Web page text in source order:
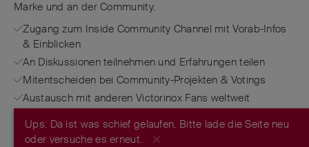
Ups. Da ist was schief gelaufen. Bitte lade die Seite neu
oder versuche es erneut.
Marke und an der Community.
Zugang zum Inside Community Channel mit Vorab-Infos
& Einblicken
An Diskussionen teilnehmen und Erfahrungen teilen
Mitentscheiden bei Community-Projekten & Votings
Austausch mit anderen Victorinox Fans weltweit
JETZT REGISTRIEREN